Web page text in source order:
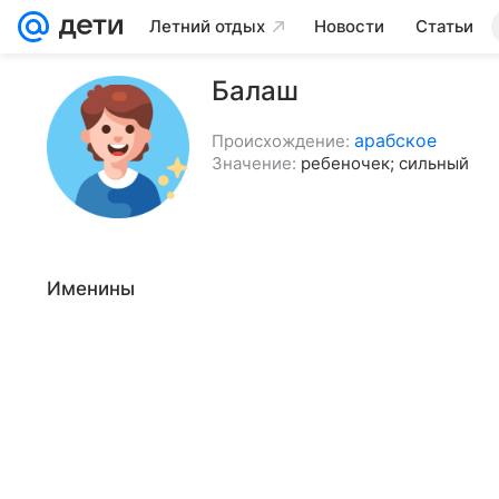
Летний отдых Новости Статьи
Балаш
Происхождение: арабское
Значение: ребеночек; сильный
Именины